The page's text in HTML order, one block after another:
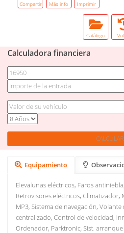
Compartir Más info Imprimir
Catálogo
Calculadora financiera
Equipamiento
Elevalunas eléctricos, Faros
Retrovisores eléctricos, Climatizador,
MP3, Sistema de navegación,
centralizado, Control de velocidad,
Ordenador, Parktronic, Sist.